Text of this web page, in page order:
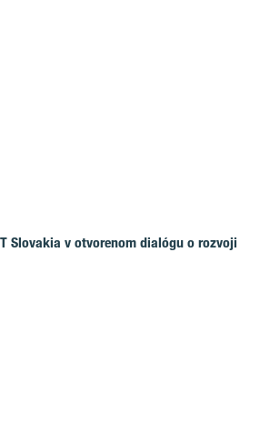
Slovakia v otvorenom dialógu o rozvoji